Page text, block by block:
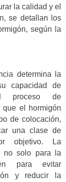
la calidad y el
se detallan los
según la
determina la
capacidad de
proceso de
que el hormigón
de colocación,
una clase de
objetivo. La
no solo para la
para evitar
y reducir la